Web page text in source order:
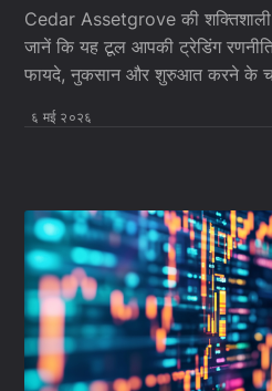
Cedar Assetgrove की
जानें कि यह टूल आपकी ट्रेडिंग
फायदे, नुकसान और शुरुआत करने के
६ मई २०२६